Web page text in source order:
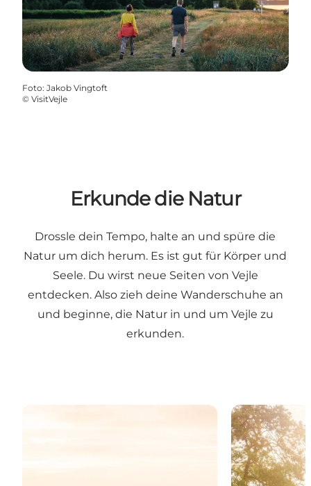
Foto: Jakob Vingtoft
© VisitVejle
Erkunde die Natur
Drossle dein Tempo, halte an und spüre die
Natur um dich herum. Es ist gut für Körper und
Seele. Du wirst neue Seiten von Vejle
entdecken. Also zieh deine Wanderschuhe an
und beginne, die Natur in und um Vejle zu
erkunden.
Entdecken Sie Naturgebiete für einen kurzen
Finden Sie